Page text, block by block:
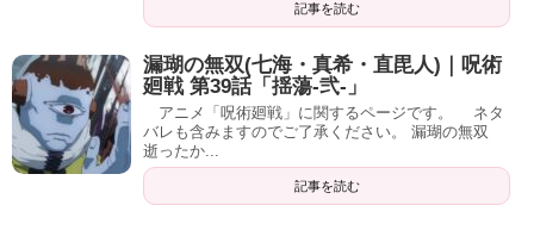
記事を読む
漏瑚の無双(七海・真希・直毘人)｜呪術
廻戦 第39話「揺蕩-弐-」
アニメ「呪術廻戦」に関するページです。 ネタ
バレも含みますのでご了承ください。 漏瑚の無双
逝ったか...
記事を読む